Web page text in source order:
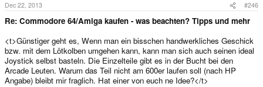
Dec 22, 2013 #246
Re: Commodore 64/Amiga kaufen - was beachten? Tipps und mehr
<t>Günstiger geht es, Wenn man ein bisschen handwerkliches Geschick
bzw. mit dem Lötkolben umgehen kann, kann man sich auch seinen ideal
Joystick selbst basteln. Die Einzelteile gibt es in der Bucht bei den
Arcade Leuten. Warum das Teil nicht am 600er laufen soll (nach HP
Angabe) bleibt mir fraglich. Hat einer von euch ne Idee?</t>